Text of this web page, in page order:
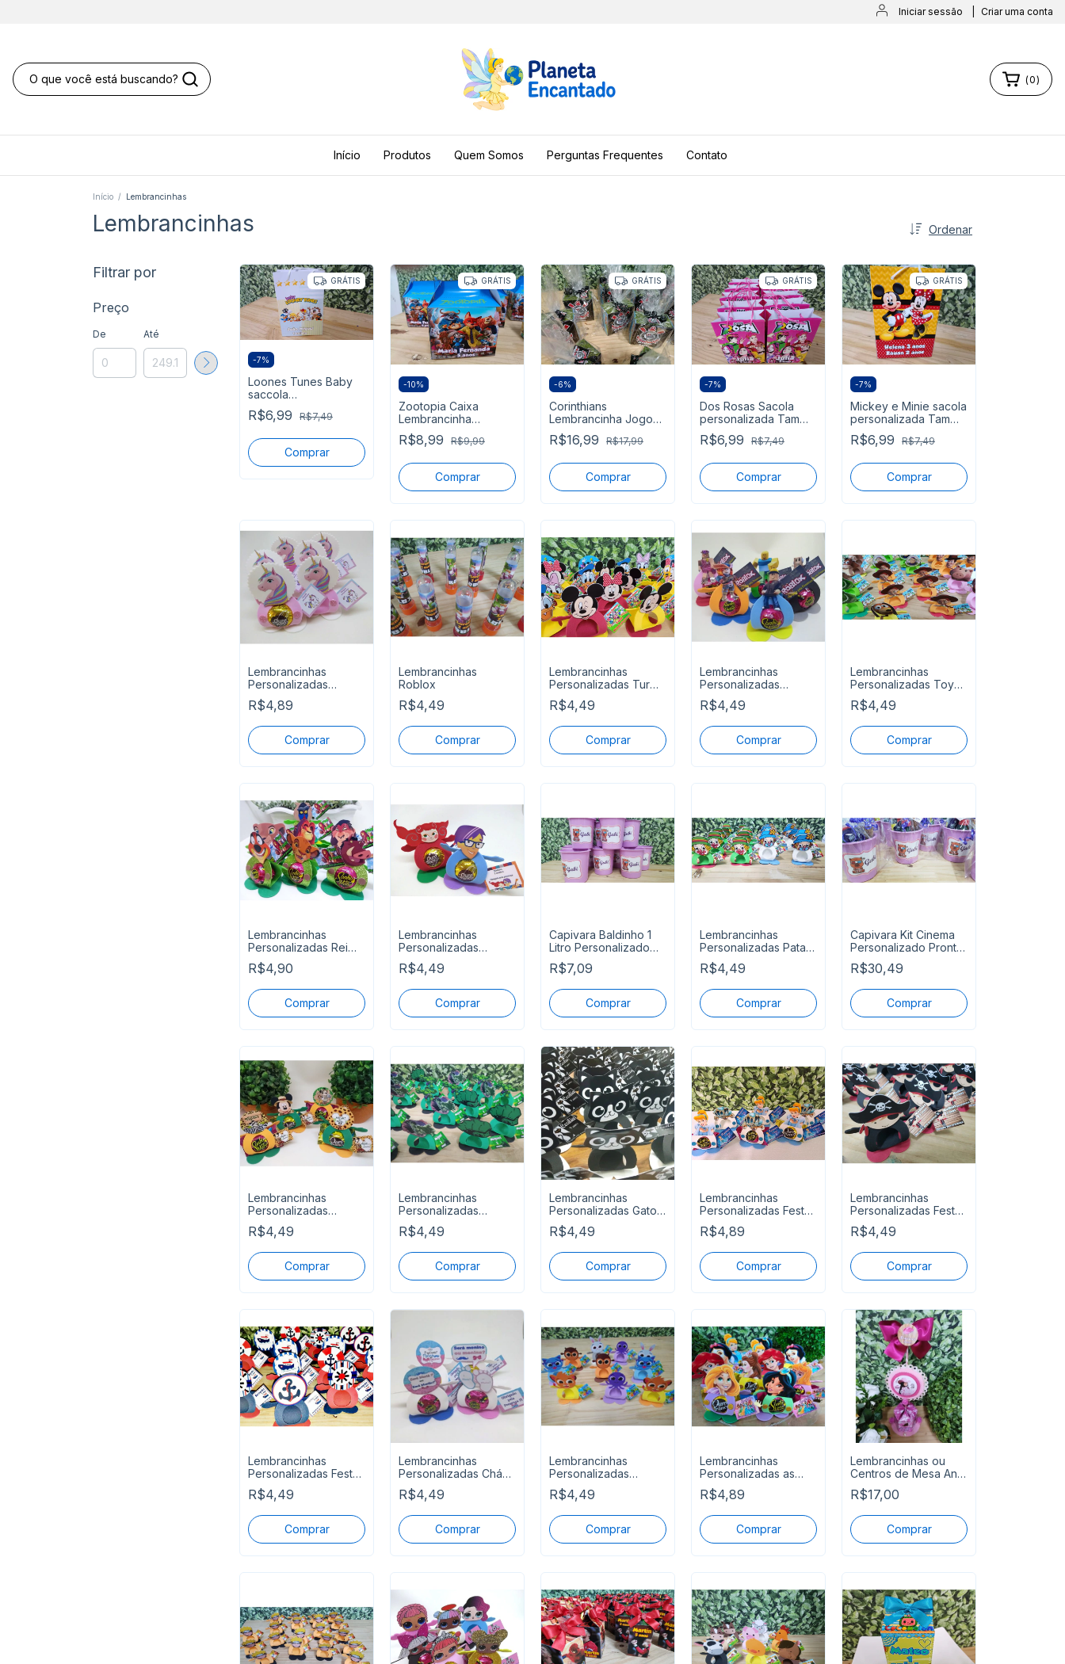
Iniciar sessão Criar uma conta
(0)
Início Produtos Quem Somos Perguntas Frequentes Contato
Início / Lembrancinhas
Lembrancinhas Ordenar
Filtrar por
Preço
De Até
GRÁTIS
-7%
Loones Tunes Baby
saccola
personalizada Tam
20x13,5x5,5 cm
R$6,99 R$7,49
GRÁTIS
-10%
Zootopia Caixa
Lembrancinha
personalizada Tam
14x14x8 cm segue
R$8,99 R$9,99
GRÁTIS
-6%
Corinthians
Lembrancinha Jogo
de Botão
personalizado pronta
R$16,99 R$17,99
GRÁTIS
-7%
Dos Rosas Sacola
personalizada Tam
20x13,5x5,5 cm
segue pronta
R$6,99 R$7,49
GRÁTIS
-7%
Mickey e Minie sacola
personalizada Tam
20x13,5x5,5 cm
segue pronta
R$6,99 R$7,49
Lembrancinhas
Personalizadas
Unicórnio
R$4,89
Lembrancinhas
Roblox
R$4,49
Lembrancinhas
Personalizadas Turma
do Mickey
R$4,49
Lembrancinhas
Personalizadas
Roblox
R$4,49
Lembrancinhas
Personalizadas Toy
Story
R$4,49
Lembrancinhas
Personalizadas Rei
Leão
R$4,90
Lembrancinhas
Personalizadas
Palavra Cantada
R$4,49
Capivara Baldinho 1
Litro Personalizado
Pronta Entrega
R$7,09
Lembrancinhas
Personalizadas Patati
Patata
R$4,49
Capivara Kit Cinema
Personalizado Pronta
Entrega
R$30,49
Lembrancinhas
Personalizadas
Mickey Safári
R$4,49
Lembrancinhas
Personalizadas
Incrivel Hulk
R$4,49
Lembrancinhas
Personalizadas Gato
Preto
R$4,49
Lembrancinhas
Personalizadas Festa
Cinderela
R$4,89
Lembrancinhas
Personalizadas Festa
Pirata
R$4,49
Lembrancinhas
Personalizadas Festa
Marinheiro
R$4,49
Lembrancinhas
Personalizadas Chá
Revelação
R$4,49
Lembrancinhas
Personalizadas
Bolofofos
R$4,49
Lembrancinhas
Personalizadas as
Princesas
R$4,89
Lembrancinhas ou
Centros de Mesa Ana
Castela
R$17,00